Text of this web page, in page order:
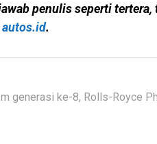
penulis seperti tertera,
autos.id.
generasi ke-8, Rolls-Royce